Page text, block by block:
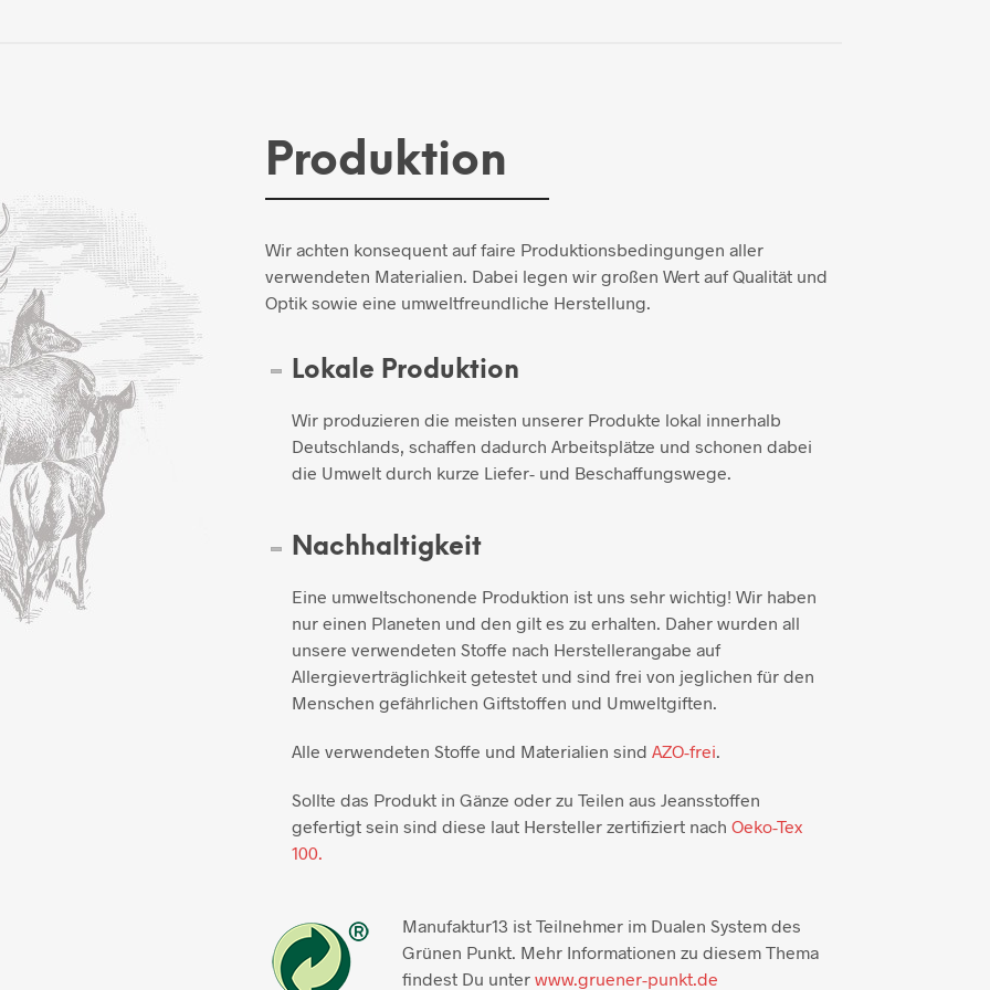
Produktion
Wir achten konsequent auf faire Produktionsbedingungen aller
verwendeten Materialien. Dabei legen wir großen Wert auf Qualität und
Optik sowie eine umweltfreundliche Herstellung.
Lokale Produktion
Wir produzieren die meisten unserer Produkte lokal innerhalb
Deutschlands, schaffen dadurch Arbeitsplätze und schonen dabei
die Umwelt durch kurze Liefer- und Beschaffungswege.
Nachhaltigkeit
Eine umweltschonende Produktion ist uns sehr wichtig! Wir haben
nur einen Planeten und den gilt es zu erhalten. Daher wurden all
unsere verwendeten Stoffe nach Herstellerangabe auf
Allergieverträglichkeit getestet und sind frei von jeglichen für den
Menschen gefährlichen Giftstoffen und Umweltgiften.
Alle verwendeten Stoffe und Materialien sindAZO-frei.
Sollte das Produkt in Gänze oder zu Teilen aus Jeansstoffen
gefertigt sein sind diese laut Hersteller zertifiziert nachOeko-Tex
100.
Manufaktur13 ist Teilnehmer im Dualen System des
Grünen Punkt. Mehr Informationen zu diesem Thema
findest Du unter www.gruener-punkt.de